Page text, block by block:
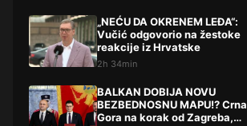
„NEĆU DA OKRENEM LEĐA“:
Vučić odgovorio na žestoke
reakcije iz Hrvatske
2h 34min
BALKAN DOBIJA NOVU
BEZBEDNOSNU MAPU!? Crna
Gora na korak od Zagreba,